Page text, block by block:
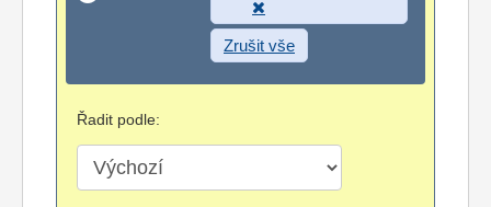
Zrušit vše
Řadit podle: